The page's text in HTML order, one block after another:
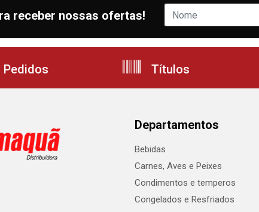
receber nossas ofertas!
Pedidos Títulos
Departamentos
Bebidas
Carnes, Aves e Peixes
Condimentos e temperos
Congelados e Resfriados